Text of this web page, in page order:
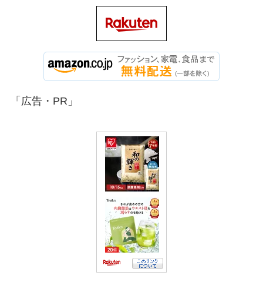
「広告・PR」